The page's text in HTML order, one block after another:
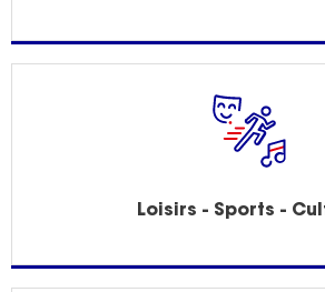
Loisirs - Sports -